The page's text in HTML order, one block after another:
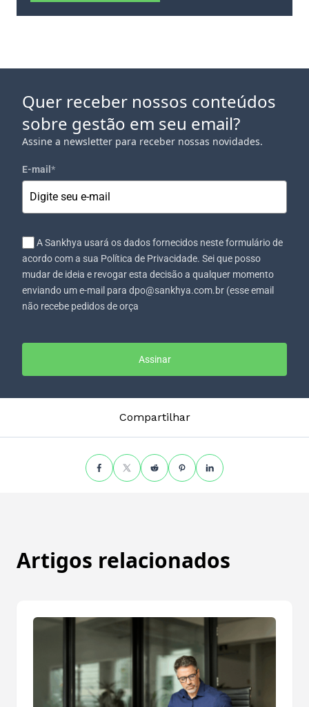
Quer receber nossos conteúdos
sobre gestão em seu email?
Assine a newsletter para receber nossas novidades.
E-mail *
A Sankhya usará os dados fornecidos neste formulário de
acordo com a sua Política de Privacidade. Sei que posso
mudar de ideia e revogar esta decisão a qualquer momento
enviando um e-mail para dpo@sankhya.com.br (esse email
não recebe pedidos de orça
Assinar
Compartilhar
Artigos relacionados